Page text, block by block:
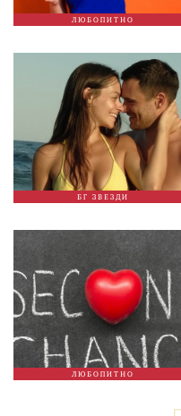
ЛЮБОПИТНО
БГ ЗВЕЗДИ
ЛЮБОПИТНО